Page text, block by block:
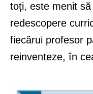
toți, este menit
redescopere
fiecărui profesor
reinventeze, în